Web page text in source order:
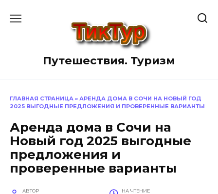
Путешествия. Туризм
ГЛАВНАЯ СТРАНИЦА » АРЕНДА ДОМА В СОЧИ НА НОВЫЙ ГОД
2025 ВЫГОДНЫЕ ПРЕДЛОЖЕНИЯ И ПРОВЕРЕННЫЕ ВАРИАНТЫ
Аренда дома в Сочи на
Новый год 2025 выгодные
предложения и
проверенные варианты
АВТОР НА ЧТЕНИЕ